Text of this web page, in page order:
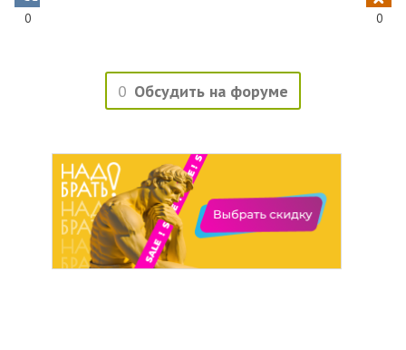
0 0
0 Обсудить на форуме